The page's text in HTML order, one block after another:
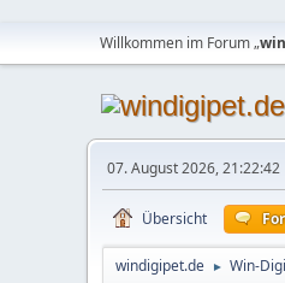
Willkommen im Forum „
07. August 2026, 21:22:42
Übersicht
windigipet.de ► Win-